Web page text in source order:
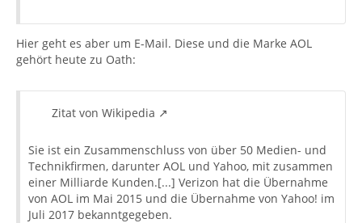
Hier geht es aber um E-Mail. Diese und die Marke AOL
gehört heute zu Oath:
Zitat von Wikipedia
Sie ist ein Zusammenschluss von über 50 Medien- und
Technikfirmen, darunter AOL und Yahoo, mit zusammen
einer Milliarde Kunden.[...] Verizon hat die Übernahme
von AOL im Mai 2015 und die Übernahme von Yahoo! im
Juli 2017 bekanntgegeben.